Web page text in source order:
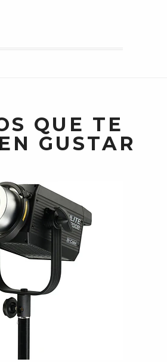
QUE TE
GUSTAR